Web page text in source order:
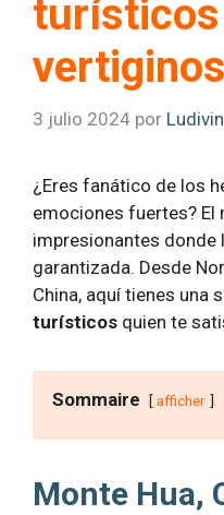
3 julio 2024 por
¿Eres fanático de los
emociones fuertes? El
impresionantes donde
garantizada. Desde
China, aquí tienes una
turísticos quien te
Sommaire afficher
Monte Hua,